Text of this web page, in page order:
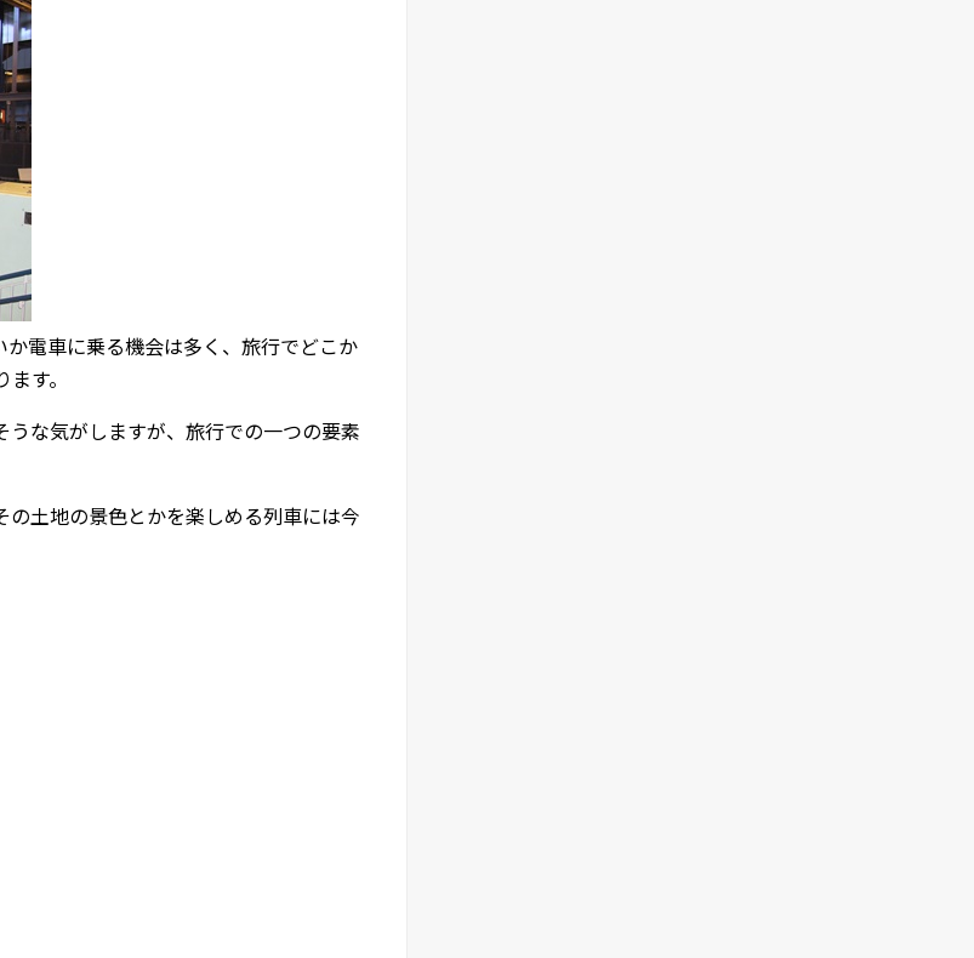
電車に乗る機会は多く、旅行でどこか
す。
な気がしますが、旅行での一つの要素
土地の景色とかを楽しめる列車には今